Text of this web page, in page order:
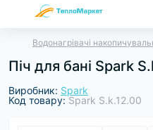
Водонагрівачі
Піч для бані Spark
Виробник: Spark
Код товару:Spark S.k.12.00